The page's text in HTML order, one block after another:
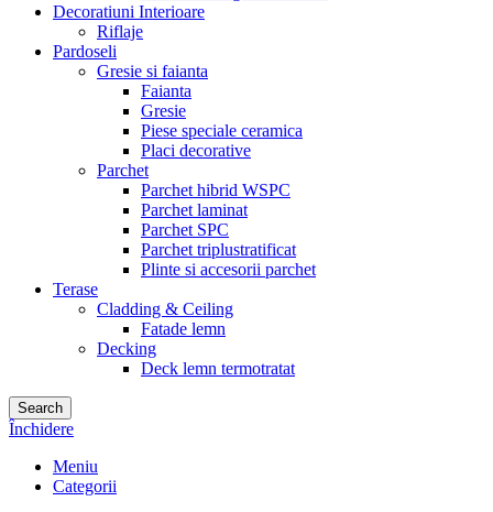
Decoratiuni Interioare
Riflaje
Pardoseli
Gresie si faianta
Faianta
Gresie
Piese speciale ceramica
Placi decorative
Parchet
Parchet hibrid WSPC
Parchet laminat
Parchet SPC
Parchet triplustratificat
Plinte si accesorii parchet
Terase
Cladding & Ceiling
Fatade lemn
Decking
Deck lemn termotratat
Search
Închidere
Meniu
Categorii